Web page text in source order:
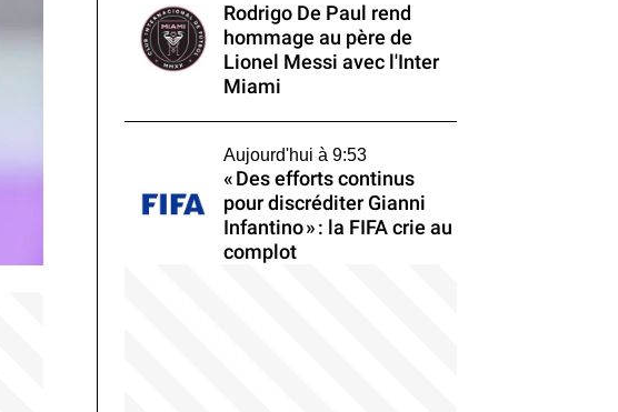
Rodrigo De Paul rend
hommage au père de
Lionel Messi avec l'Inter
Miami
Aujourd'hui à 9:53
« Des efforts continus
pour discréditer Gianni
Infantino » : la FIFA crie au
complot